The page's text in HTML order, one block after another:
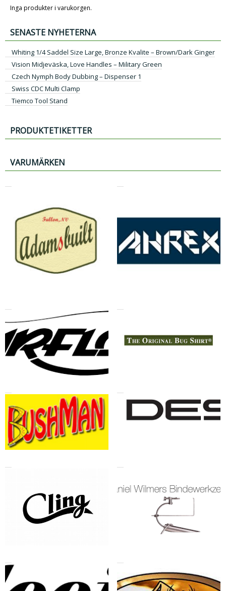
Inga produkter i varukorgen.
SENASTE NYHETERNA
Whiting 1/4 Saddel Size Large, Bronze Kvalite – Brown/Dark Ginger
Vision Midjeväska, Love Handles – Military Green
Czech Nymph Body Dubbing – Dispenser 1
Swiss CDC Multi Clamp
Tiemco Tool Stand
PRODUKTETIKETTER
VARUMÄRKEN